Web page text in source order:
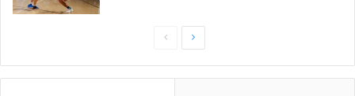
PaginaSiguiente